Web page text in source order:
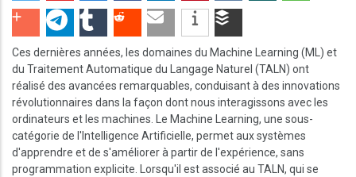
Ces dernières années, les domaines du Machine Learning (ML) et
du Traitement Automatique du Langage Naturel (TALN) ont
réalisé des avancées remarquables, conduisant à des innovations
révolutionnaires dans la façon dont nous interagissons avec les
ordinateurs et les machines. Le Machine Learning, une sous-
catégorie de l'Intelligence Artificielle, permet aux systèmes
d'apprendre et de s'améliorer à partir de l'expérience, sans
programmation explicite. Lorsqu'il est associé au TALN, qui se